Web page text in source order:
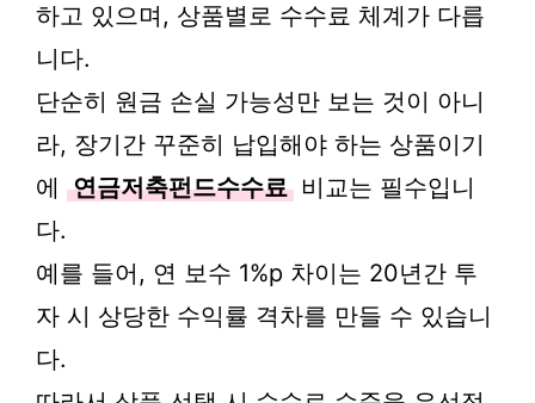
하고 있으며, 상품별로 수수료 체계가 다릅
니다.
단순히 원금 손실 가능성만 보는 것이 아니
라, 장기간 꾸준히 납입해야 하는 상품이기
에 연금저축펀드수수료 비교는 필수입니
다.
예를 들어, 연 보수 1%p 차이는 20년간 투
자 시 상당한 수익률 격차를 만들 수 있습니
다.